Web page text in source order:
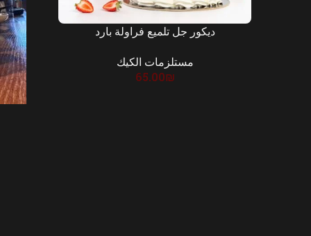
ديكور جل تلميع فراولة بارد
مستلزمات الكيك
65.00₪